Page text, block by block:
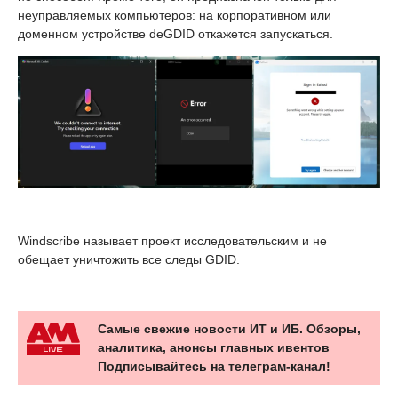
неуправляемых компьютеров: на корпоративном или
доменном устройстве deGDID откажется запускаться.
Windscribe называет проект исследовательским и не
обещает уничтожить все следы GDID.
Самые свежие новости ИТ и ИБ. Обзоры,
аналитика, анонсы главных ивентов
Подписывайтесь на телеграм-канал!